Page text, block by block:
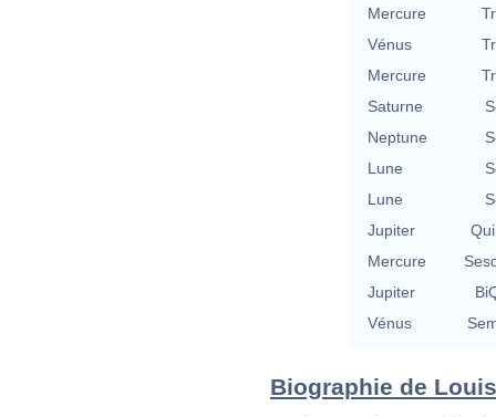
Mercure
Vénus
Mercure
Saturne
Neptune
Lune
Lune
Jupiter
Mercure
Jupiter
Vénus
Biographie de